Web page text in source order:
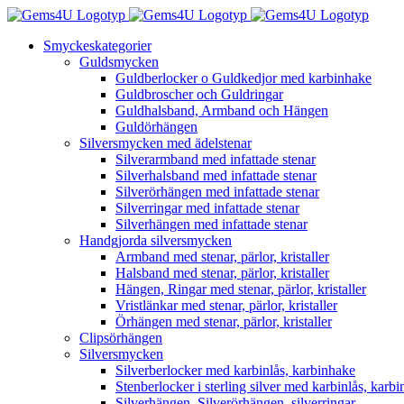
Fortsätt
innehålletSmyckeskategorier
Guldsmycken
Guldberlocker o Guldkedjor med karbinhake
Guldbroscher och Guldringar
Guldhalsband, Armband och Hängen
Guldörhängen
Silversmycken med ädelstenar
Silverarmband med infattade stenar
Silverhalsband med infattade stenar
Silverörhängen med infattade stenar
Silverringar med infattade stenar
Silverhängen med infattade stenar
Handgjorda silversmycken
Armband med stenar, pärlor, kristaller
Halsband med stenar, pärlor, kristaller
Hängen, Ringar med stenar, pärlor, kristaller
Vristlänkar med stenar, pärlor, kristaller
Örhängen med stenar, pärlor, kristaller
Clipsörhängen
Silversmycken
Silverberlocker med karbinlås, karbinhake
Stenberlocker i sterling silver med karbinlås,